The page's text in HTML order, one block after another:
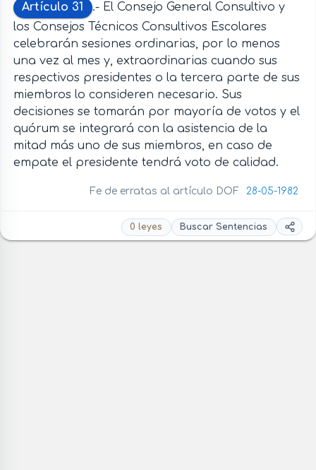
Artículo 31
.- El Consejo General Consultivo y
los Consejos Técnicos Consultivos Escolares
celebrarán sesiones ordinarias, por lo menos
una vez al mes y, extraordinarias cuando sus
respectivos presidentes o la tercera parte de sus
miembros lo consideren necesario. Sus
decisiones se tomarán por mayoría de votos y el
quórum se integrará con la asistencia de la
mitad más uno de sus miembros, en caso de
empate el presidente tendrá voto de calidad.
Fe de erratas al artículo DOF 28-05-1982
0 leyes Buscar Sentencias